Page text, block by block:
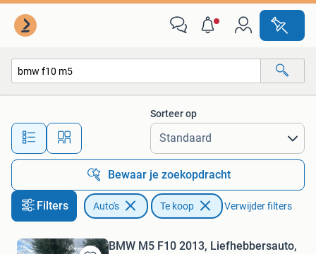
Alle afstanden…
Sorteer op
Bewaar je zoekopdracht
Filters Auto's Te koop Verwijder filters
BMW M5 F10 2013, Liefhebbersauto,